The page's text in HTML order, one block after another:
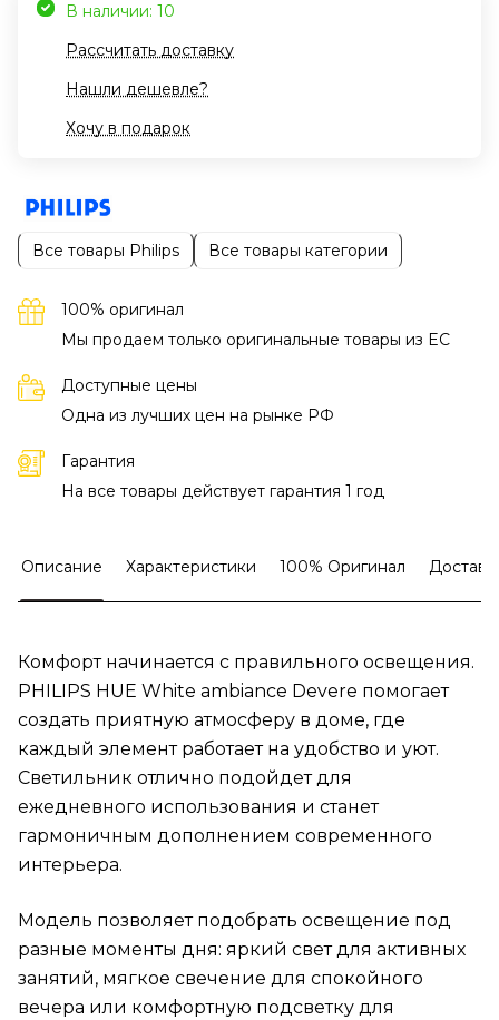
В наличии: 10
Рассчитать доставку
Нашли дешевле?
Хочу в подарок
Все товары Philips Все товары категории
100% оригинал
Мы продаем только оригинальные товары из EC
Доступные цены
Одна из лучших цен на рынке РФ
Гарантия
На все товары действует гарантия 1 год
Описание Характеристики 100% Оригинал
Комфорт начинается с правильного освещения.
PHILIPS HUE White ambiance Devere помогает
создать приятную атмосферу в доме, где
каждый элемент работает на удобство и уют.
Светильник отлично подойдет для
ежедневного использования и станет
гармоничным дополнением современного
интерьера.
Модель позволяет подобрать освещение под
разные моменты дня: яркий свет для активных
занятий, мягкое свечение для спокойного
вечера или комфортную подсветку для